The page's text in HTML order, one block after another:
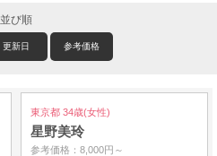
並び順
更新日 参考価格
東京都 34歳(女性)
星野美玲
参考価格：8,000円～